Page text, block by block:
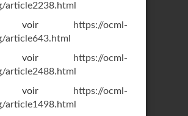
article2238.html
voir
https://ocml-
article643.html
voir
https://ocml-
article2488.html
voir
https://ocml-
article1498.html